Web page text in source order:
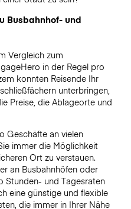
Busbahnhof- und
Vergleich zum
in der Regel pro
konnten Reisende Ihr
unterbringen,
Preise, die Ablageorte und
Geschäfte an vielen
immer die Möglichkeit
Ort zu verstauen.
an Busbahnhöfen oder
Stunden- und Tagesraten
eine günstige und flexible
die immer in Ihrer Nähe